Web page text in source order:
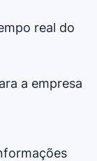
real do
a empresa